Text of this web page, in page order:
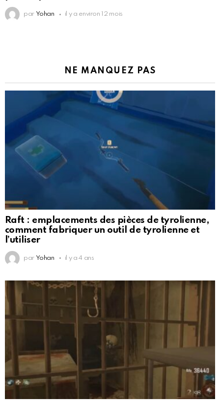
par Yohan il y a environ 12 mois
NE MANQUEZ PAS
Raft : emplacements des pièces de tyrolienne,
comment fabriquer un outil de tyrolienne et
l’utiliser
par Yohan il y a 4 ans